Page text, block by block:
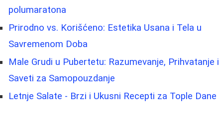
polumaratona
Prirodno vs. Korišćeno: Estetika Usana i Tela u
Savremenom Doba
Male Grudi u Pubertetu: Razumevanje, Prihvatanje i
Saveti za Samopouzdanje
Letnje Salate - Brzi i Ukusni Recepti za Tople Dane